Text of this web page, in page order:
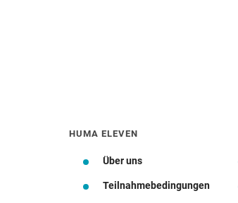
HUMA ELEVEN
Über uns
Teilnahmebedingungen